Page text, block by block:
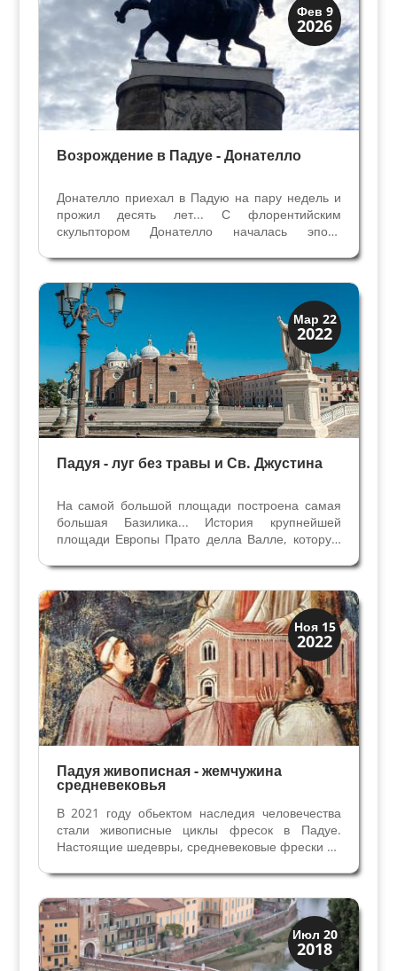
Фев 9
2026
Мантуя и Падуя
Экскурсии
Возрождение в Падуе - Донателло
Донателло приехал в Падую на пару недель и
прожил десять лет... С флорентийским
скульптором Донателло началась эпоха
Впервые увидели пластику, обьем, пропорции
непревзойденного мастера. Он бросил
недоделанные заказы во Флоренции...
Мар 22
2022
Мантуя и Падуя
Экскурсии
Падуя - луг без травы и Св. Джустина
На самой большой площади построена самая
большая Базилика... История крупнейшей
площади Европы Прато делла Валле, которую
ждет прогулка вдоль каналов и острова
Меммио, знакомство со знаменитостями, статуи
которых украшают...
Ноя 15
2022
Мантуя и Падуя
Экскурсии
Падуя живописная - жемчужина
средневековья
В 2021 году обьектом наследия человечества
стали живописные циклы фресок в Падуе.
Настоящие шедевры, средневековые фрески 14
библейские истории, но не только это…
Поразительные художники Джотто, Гвариенти,
Алтикьеро, Джусто...
Июл 20
2018
Верона
Экскурсии